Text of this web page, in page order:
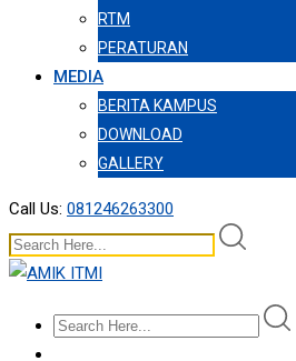
RTM
PERATURAN
MEDIA
BERITA KAMPUS
DOWNLOAD
GALLERY
Call Us: 081246263300